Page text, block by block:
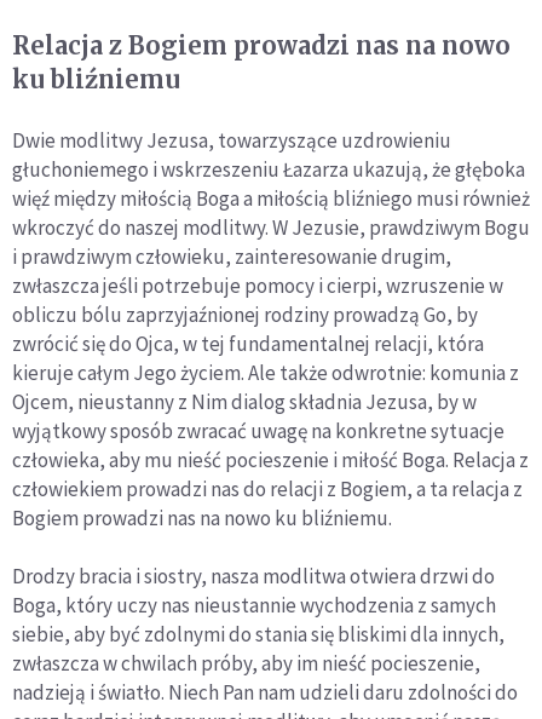
Relacja z Bogiem prowadzi nas na nowo
ku bliźniemu
Dwie modlitwy Jezusa, towarzyszące uzdrowieniu
głuchoniemego i wskrzeszeniu Łazarza ukazują, że głęboka
więź między miłością Boga a miłością bliźniego musi również
wkroczyć do naszej modlitwy. W Jezusie, prawdziwym Bogu
i prawdziwym człowieku, zainteresowanie drugim,
zwłaszcza jeśli potrzebuje pomocy i cierpi, wzruszenie w
obliczu bólu zaprzyjaźnionej rodziny prowadzą Go, by
zwrócić się do Ojca, w tej fundamentalnej relacji, która
kieruje całym Jego życiem. Ale także odwrotnie: komunia z
Ojcem, nieustanny z Nim dialog składnia Jezusa, by w
wyjątkowy sposób zwracać uwagę na konkretne sytuacje
człowieka, aby mu nieść pocieszenie i miłość Boga. Relacja z
człowiekiem prowadzi nas do relacji z Bogiem, a ta relacja z
Bogiem prowadzi nas na nowo ku bliźniemu.
Drodzy bracia i siostry, nasza modlitwa otwiera drzwi do
Boga, który uczy nas nieustannie wychodzenia z samych
siebie, aby być zdolnymi do stania się bliskimi dla innych,
zwłaszcza w chwilach próby, aby im nieść pocieszenie,
nadzieją i światło. Niech Pan nam udzieli daru zdolności do